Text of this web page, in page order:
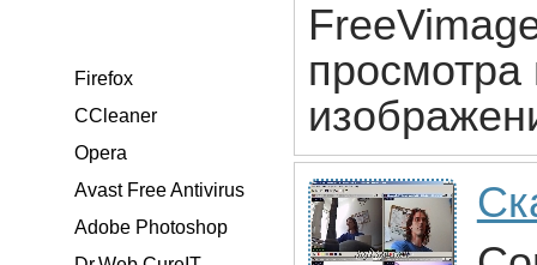
Firefox
CCleaner
Opera
Avast Free Antivirus
Adobe Photoshop
просмотра